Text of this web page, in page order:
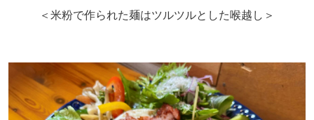
＜米粉で作られた麺はツルツルとした喉越し＞